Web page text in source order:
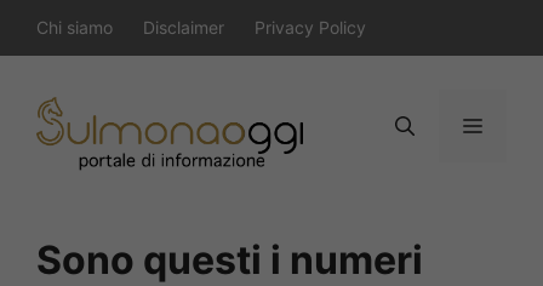
al
contenuto
Chi siamo Disclaimer Privacy Policy
Menu
Sono questi i numeri